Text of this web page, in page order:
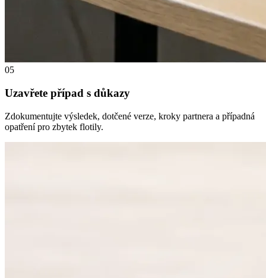
05
Uzavřete případ s důkazy
Zdokumentujte výsledek, dotčené verze, kroky partnera a případná
opatření pro zbytek flotily.